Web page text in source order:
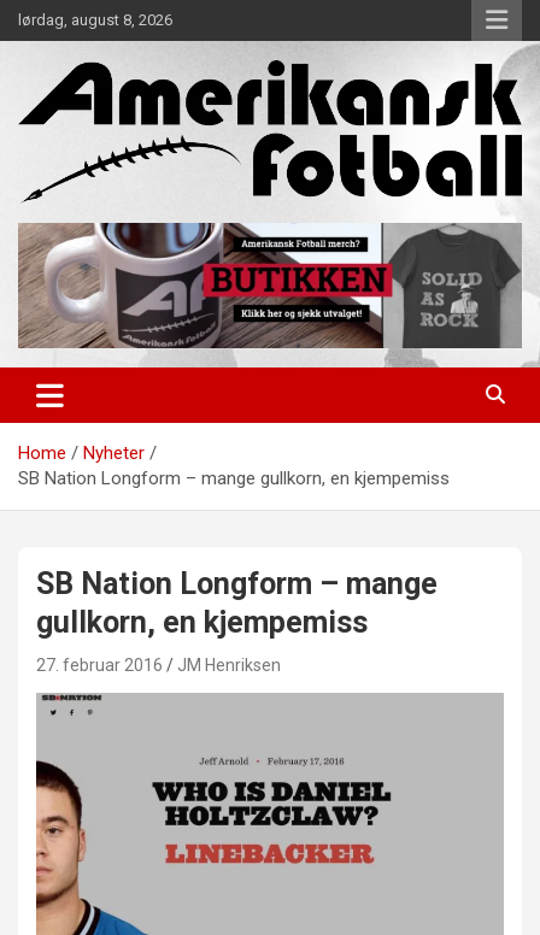
Skip
to
lørdag, august 8, 2026
Amerikansk Fotball
Home
Nyheter
SB Nation Longform – mange gullkorn, en kjempemiss
SB Nation Longform – mange
gullkorn, en kjempemiss
27. februar 2016 JM Henriksen